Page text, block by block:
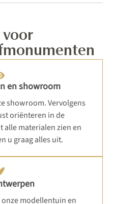
voor
en showroom
showroom. Vervolgens
oriënteren in de
materialen zien en
u graag alles uit.
modellentuin en